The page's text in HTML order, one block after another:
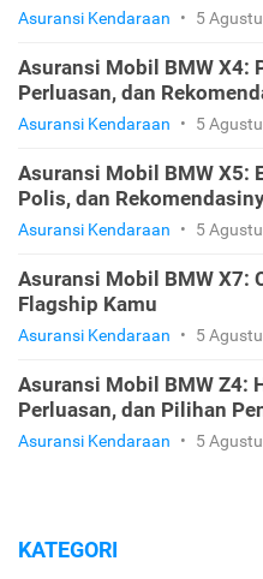
Asuransi Kendaraan • 5
Asuransi Mobil BMW X4:
Perluasan, dan
Asuransi Kendaraan • 5
Asuransi Mobil BMW X5:
Polis, dan
Asuransi Kendaraan • 5
Asuransi Mobil BMW X7:
Flagship Kamu
Asuransi Kendaraan • 5
Asuransi Mobil BMW Z4:
Perluasan, dan Pilihan
Asuransi Kendaraan • 5
KATEGORI